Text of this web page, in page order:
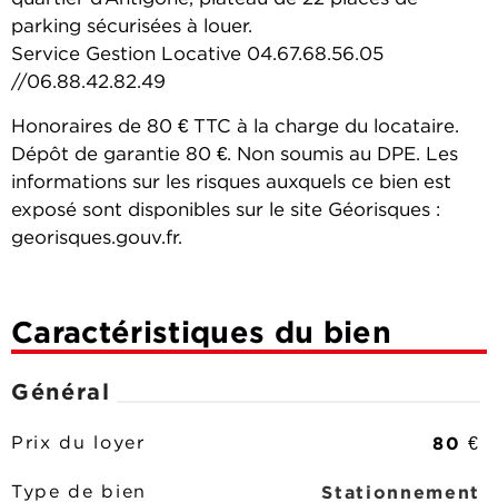
parking sécurisées à louer.
Service Gestion Locative 04.67.68.56.05
//06.88.42.82.49
Honoraires de 80 € TTC à la charge du locataire.
Dépôt de garantie 80 €. Non soumis au DPE. Les
informations sur les risques auxquels ce bien est
exposé sont disponibles sur le site Géorisques :
georisques.gouv.fr.
Caractéristiques du bien
Général
Prix du loyer 80 €
Type de bien Stationnement